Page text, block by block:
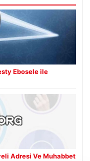
Ebosele ile
Adresi Ve Muhabbet